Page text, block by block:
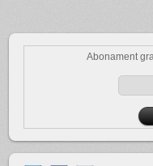
Abonament